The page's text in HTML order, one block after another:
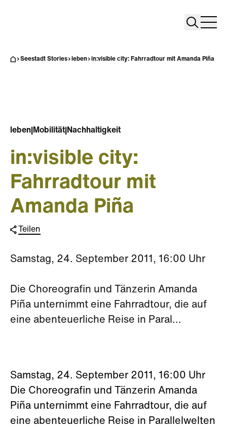
Search
Seestadt Stories leben in:visible city: Fahrradtour mit Amanda Piña
leben Mobilität| Nachhaltigkeit
in:visible city:
Fahrradtour mit
Amanda Piña
Teilen
Samstag, 24. September 2011, 16:00 Uhr
Die Choreografin und Tänzerin Amanda
Piña unternimmt eine Fahrradtour, die auf
eine abenteuerliche Reise in Paral...
Samstag, 24. September 2011, 16:00 Uhr
Die Choreografin und Tänzerin Amanda
Piña unternimmt eine Fahrradtour, die auf
eine abenteuerliche Reise in Parallelwelten